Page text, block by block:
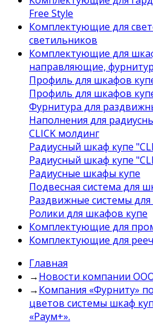
Free Style
Комплектующие для
светильников
Комплектующие для
направляющие,
Профиль для шкафов
Профиль для шкафов
Фурнитура для
Наполнения для
CLICK молдинг
Радиусный шкаф купе
Радиусный шкаф купе
Радиусные шкафы купе
Подвесная система для
Раздвижные системы
Ролики для шкафов купе
Комплектующие для
Комплектующие для
Главная
→Новости компании
→Компания «Фурниту»
цветов системы шкаф
«Раум+».